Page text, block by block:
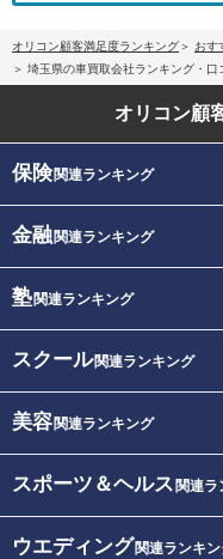
オリコン顧客満足度ランキング おす
埼玉県の車買取会社ランキング・口
オリコン顧
保険関連ランキング
金融関連ランキング
塾関連ランキング
スクール関連ランキング
美容関連ランキング
スポーツ＆ヘルス 関連ラ
ウエディング関連ランキ